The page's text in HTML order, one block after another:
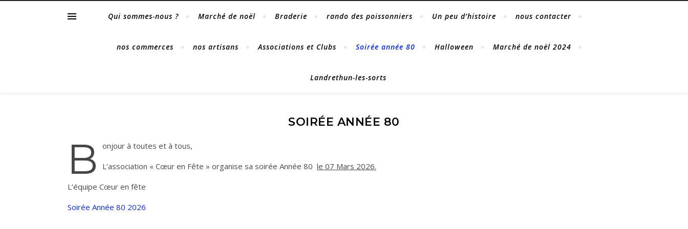
Qui sommes-nous ? Marché de noël Braderie rando des poissonniers Un peu d’histoire nous contacter
nos commerces nos artisans Associations et Clubs Soirée année 80 Halloween Marché de noël 2024
Landrethun-les-sorts
SOIRÉE ANNÉE 80
B
onjour à toutes et à tous,
L’association « Cœur en Fête » organise sa soirée Année 80 le 07 Mars 2026.
L’équipe Cœur en fête
Soirée Année 80 2026